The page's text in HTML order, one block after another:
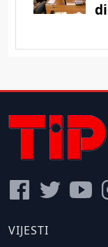
VIJESTI